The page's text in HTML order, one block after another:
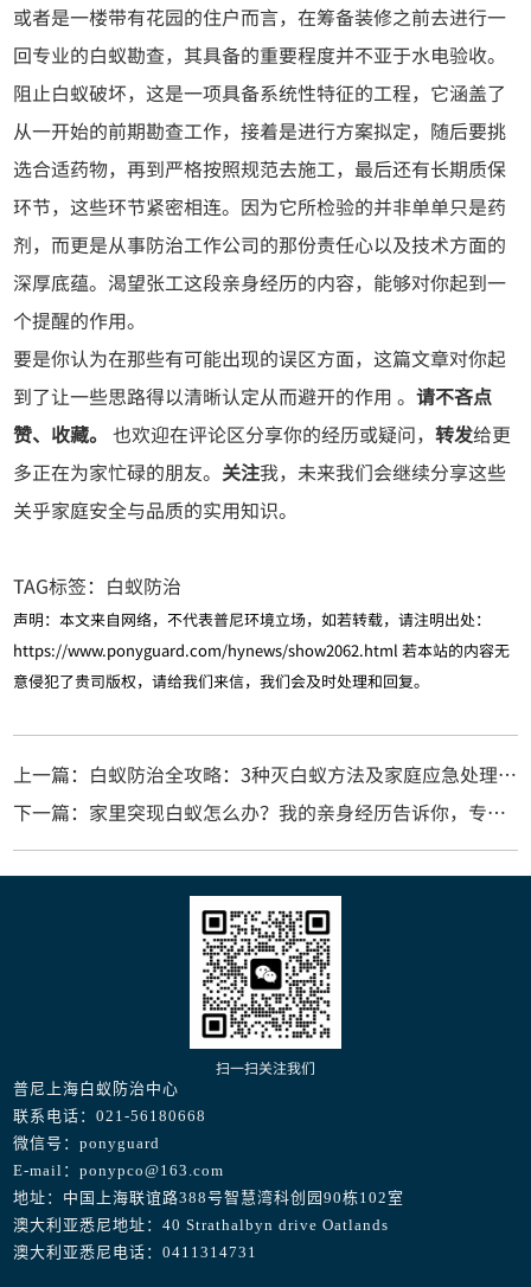
或者是一楼带有花园的住户而言，在筹备装修之前去进行一
回专业的白蚁勘查，其具备的重要程度并不亚于水电验收。
阻止白蚁破坏，这是一项具备系统性特征的工程，它涵盖了
从一开始的前期勘查工作，接着是进行方案拟定，随后要挑
选合适药物，再到严格按照规范去施工，最后还有长期质保
环节，这些环节紧密相连。因为它所检验的并非单单只是药
剂，而更是从事防治工作公司的那份责任心以及技术方面的
深厚底蕴。渴望张工这段亲身经历的内容，能够对你起到一
个提醒的作用。
要是你认为在那些有可能出现的误区方面，这篇文章对你起
到了让一些思路得以清晰认定从而避开的作用 。请不吝点
赞、收藏。 也欢迎在评论区分享你的经历或疑问，转发给更
多正在为家忙碌的朋友。关注我，未来我们会继续分享这些
关乎家庭安全与品质的实用知识。
TAG标签： 白蚁防治
声明：本文来自网络，不代表普尼环境立场，如若转载，请注明出处：
https://www.ponyguard.com/hynews/show2062.html 若本站的内容无
意侵犯了贵司版权，请给我们来信，我们会及时处理和回复。
上一篇：白蚁防治全攻略：3种灭白蚁方法及家庭应急处理步骤
下一篇：家里突现白蚁怎么办？我的亲身经历告诉你，专业防治有多重要
扫一扫关注我们
普尼上海白蚁防治中心
联系电话：021-56180668
微信号：ponyguard
E-mail：ponypco@163.com
地址：中国上海联谊路388号智慧湾科创园90栋102室
澳大利亚悉尼地址：40 Strathalbyn drive Oatlands
澳大利亚悉尼电话：0411314731